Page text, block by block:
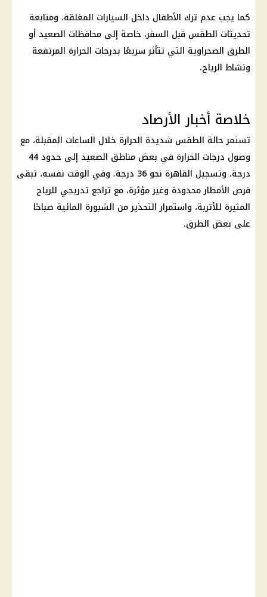
كما يجب عدم ترك الأطفال داخل السيارات المغلقة، ومتابعة
تحديثات الطقس قبل السفر، خاصة إلى محافظات الصعيد أو
الطرق الصحراوية التي تتأثر سريعًا بدرجات الحرارة المرتفعة
ونشاط الرياح.
خلاصة أخبار الأرصاد
تستمرحالة الطقس شديدة الحرارة خلال الساعات المقبلة، مع
وصول درجات الحرارة
في بعض مناطق الصعيد إلى حدود 44
درجة، وتسجيل القاهرة نحو 36 درجة. وفي الوقت نفسه، تبقى
فرص الأمطارمحدودة وغير مؤثرة، مع تراجع تدريجي للرياح
المثيرة للأتربة، واستمرار التحذير من الشبورة المائية صباحًا
على بعض الطرق.